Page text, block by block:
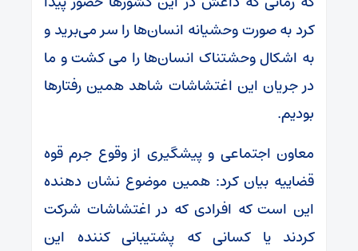
کرد به صورت وحشیانه انسان‌ها را سر می‌برید و
به اشکال وحشتناک انسان‌ها را می کشت و ما
در جریان این اغتشاشات شاهد همین رفتارها
بودیم.
معاون اجتماعی و پیشگیری از وقوع جرم قوه
قضاییه بیان کرد: همین موضوع نشان دهنده
این است که افرادی که در اغتشاشات شرکت
کردند یا کسانی که پشتیبانی کننده این